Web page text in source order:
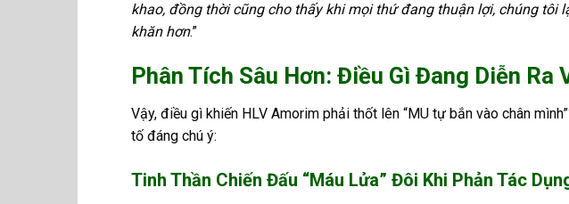
khao, đồng thời cũng cho thấy khi mọi thứ đang thuận lợi, chúng tôi
khăn hơn.”
Phân Tích Sâu Hơn: Điều Gì Đang Diễn
Vậy, điều gì khiến HLV Amorim phải thốt lên “MU tự bắn vào chân
tố đáng chú ý:
Tinh Thần Chiến Đấu “Máu Lửa” Đôi Khi Phản Tác